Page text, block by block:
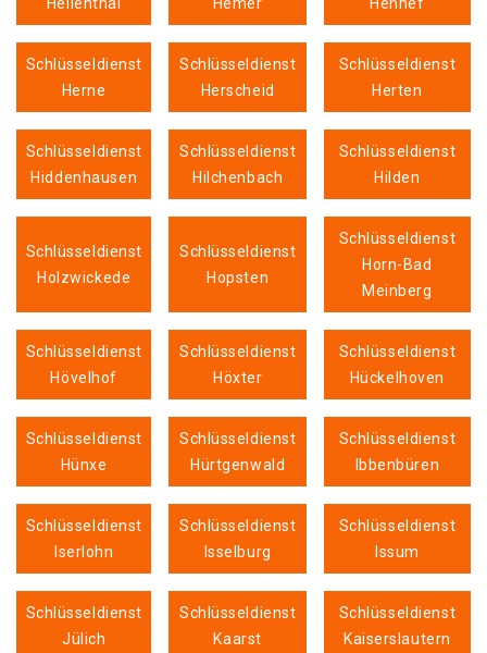
Schlüsseldienst
Herne
Schlüsseldienst
Herscheid
Schlüsseldienst
Herten
Schlüsseldienst
Hiddenhausen
Schlüsseldienst
Hilchenbach
Schlüsseldienst
Hilden
Schlüsseldienst
Holzwickede
Schlüsseldienst
Hopsten
Schlüsseldienst
Horn-Bad
Meinberg
Schlüsseldienst
Hövelhof
Schlüsseldienst
Höxter
Schlüsseldienst
Hückelhoven
Schlüsseldienst
Hünxe
Schlüsseldienst
Hürtgenwald
Schlüsseldienst
Ibbenbüren
Schlüsseldienst
Iserlohn
Schlüsseldienst
Isselburg
Schlüsseldienst
Issum
Schlüsseldienst
Jülich
Schlüsseldienst
Kaarst
Schlüsseldienst
Kaiserslautern